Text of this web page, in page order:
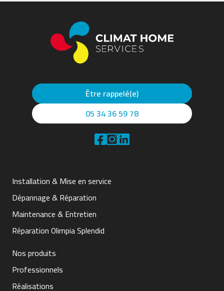
Installation & Mise en service
Dépannage & Réparation
Maintenance & Entretien
Réparation Olimpia Splendid
Être rappelé(e)
05 34 36 59 78
Nos produits
Professionnels
Réalisations